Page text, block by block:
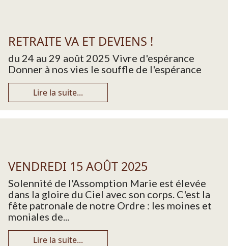
RETRAITE VA ET DEVIENS !
du 24 au 29 août 2025 Vivre d'espérance
Donner à nos vies le souffle de l'espérance
Lire la suite...
VENDREDI 15 AOÛT 2025
Solennité de l'Assomption Marie est élevée
dans la gloire du Ciel avec son corps. C'est la
fête patronale de notre Ordre : les moines et
moniales de...
Lire la suite...